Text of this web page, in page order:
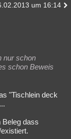
um 16:14
nur schon
schon Beweis
"Tischlein deck
Beleg dass